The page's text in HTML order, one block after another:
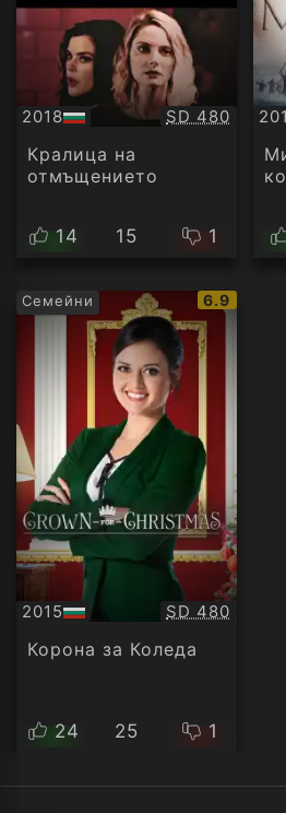
2018
БГ
аудио
Качество:
SD 480
Кралица на
отмъщението
14 15 1
БГ
Семейни
IMDb
рейтинг:
6.9
2015
БГ
аудио
Качество:
SD 480
Корона за Коледа
24 25 1